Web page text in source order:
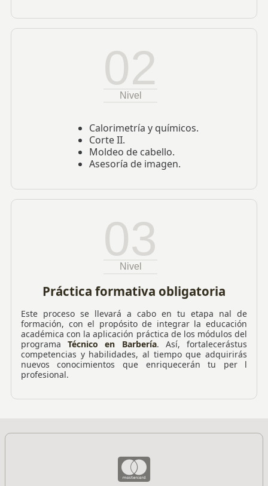
02
Nivel
Calorimetría y químicos.
Corte II.
Moldeo de cabello.
Asesoría de imagen.
03
Nivel
Práctica formativa obligatoria
Este proceso se llevará a cabo en tu etapa nal de
formación, con el propósito de integrar la educación
académica con la aplicación práctica de los módulos del
programaTécnico en Barbería. Así, fortalecerástus
competencias y habilidades, al tiempo que adquirirás
nuevos conocimientos que enriquecerán tu per l
profesional.